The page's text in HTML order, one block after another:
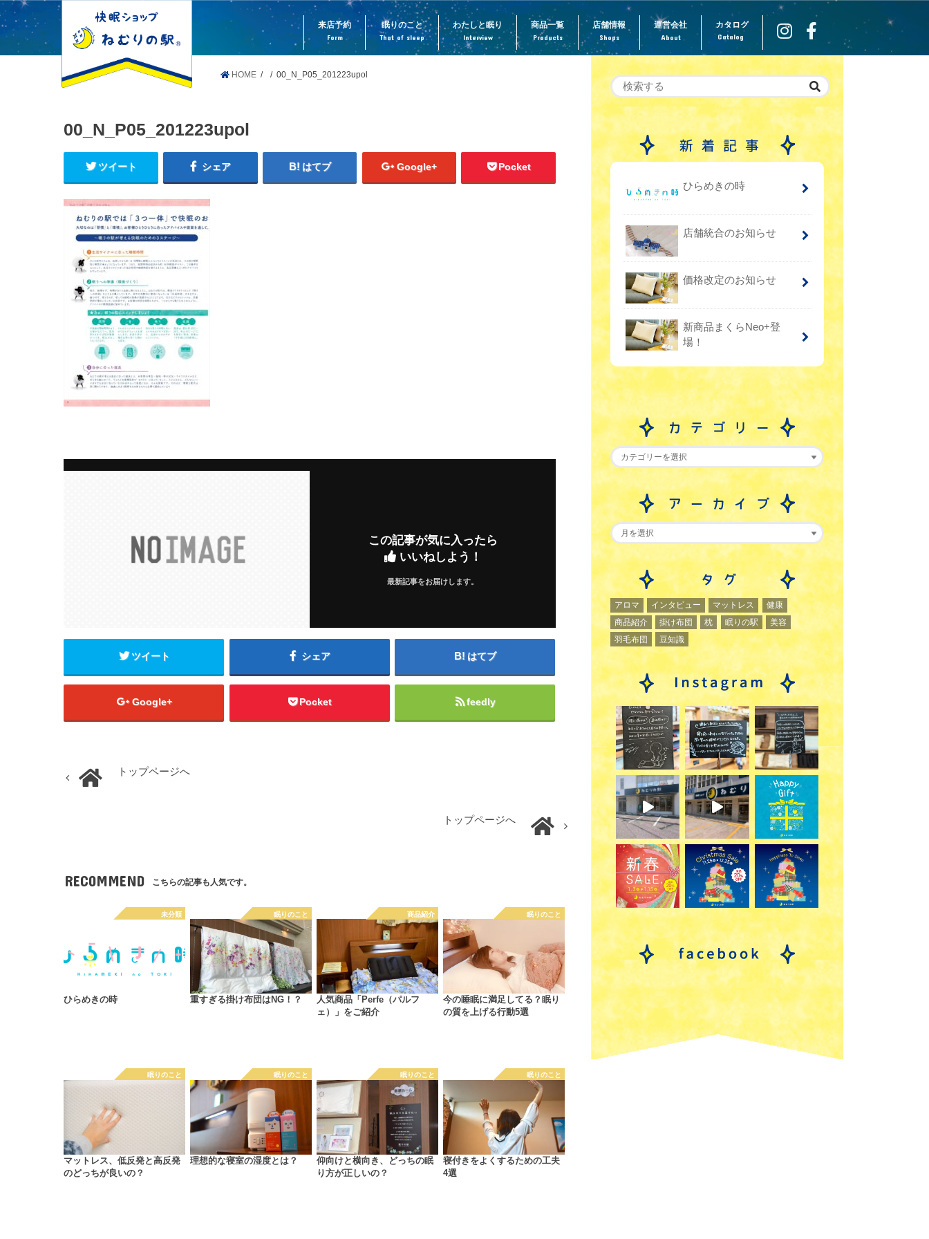
来店予約
Form
眠りのこと
That of sleep
わたしと眠り
Interview
商品一覧
Products
店舗情報
Shops
運営会社
About Catalog
カタログ
HOME 00_N_P05_201223upol
00_N_P05_201223upol
ツイート シェア はてブ Google+ Pocket
この記事が気に入ったら
いいねしよう！
最新記事をお届けします。
ツイート シェア はてブ
Google+ Pocket feedly
トップページへ
トップページへ
RECOMMEND こちらの記事も人気です。
未分類
ひらめきの時
眠りのこと
重すぎる掛け布団はNG！？
商品紹介
人気商品「Perfe（パルフ
ェ）」をご紹介
眠りのこと
今の睡眠に満足してる？眠り
の質を上げる行動5選
眠りのこと
マットレス、低反発と高反発
のどっちが良いの？
眠りのこと
理想的な寝室の湿度とは？
眠りのこと
仰向けと横向き、どっちの眠
り方が正しいの？
眠りのこと
寝付きをよくするための工夫
4選
ひらめきの時
店舗統合のお知らせ
価格改定のお知らせ
新商品まくらNeo+登
場！
アロマ インタビュー マットレス
健康
商品紹介
掛け布団 枕 眠りの駅
美容
羽毛布団
豆知識